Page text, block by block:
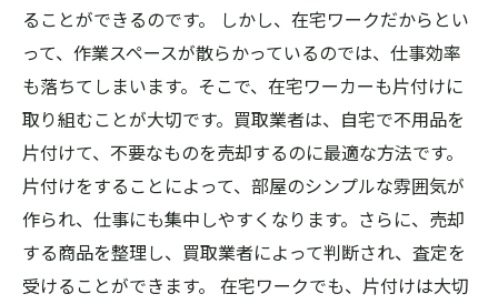
ることができるのです。 しかし、在宅ワークだからとい
って、作業スペースが散らかっているのでは、仕事効率
も落ちてしまいます。そこで、在宅ワーカーも片付けに
取り組むことが大切です。買取業者は、自宅で不用品を
片付けて、不要なものを売却するのに最適な方法です。
片付けをすることによって、部屋のシンプルな雰囲気が
作られ、仕事にも集中しやすくなります。さらに、売却
する商品を整理し、買取業者によって判断され、査定を
受けることができます。 在宅ワークでも、片付けは大切